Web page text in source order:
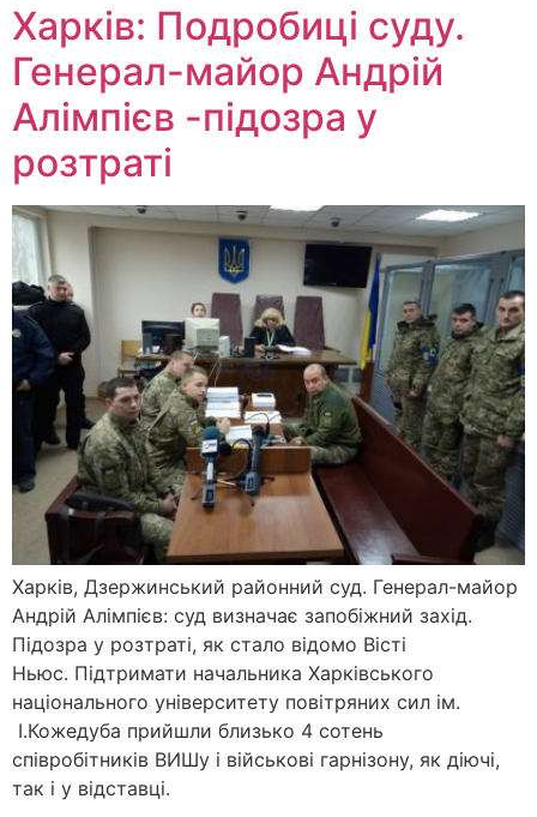
Харків: Подробиці суду.
Генерал-майор Андрій
Алімпієв -підозра у
розтраті
Харків, Дзержинський районний суд. Генерал-майор
Андрій Алімпієв: суд визначає запобіжний захід.
Підозра у розтраті, як стало відомо Вісті
Ньюс. Підтримати начальника Харківського
національного університету повітряних сил ім.
І.Кожедуба прийшли близько 4 сотень
співробітників ВИШу і військові гарнізону, як діючі,
так і у відставці.